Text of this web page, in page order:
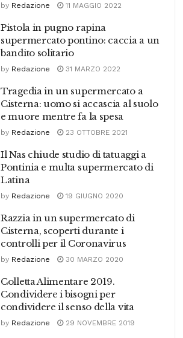
by Redazione 11 MAGGIO 2022
Pistola in pugno rapina
supermercato pontino: caccia a un
bandito solitario
by Redazione 31 MARZO 2022
Tragedia in un supermercato a
Cisterna: uomo si accascia al suolo
e muore mentre fa la spesa
by Redazione 23 OTTOBRE 2021
Il Nas chiude studio di tatuaggi a
Pontinia e multa supermercato di
Latina
by Redazione 19 GIUGNO 2020
Razzia in un supermercato di
Cisterna, scoperti durante i
controlli per il Coronavirus
by Redazione 30 MARZO 2020
Colletta Alimentare 2019.
Condividere i bisogni per
condividere il senso della vita
by Redazione 29 NOVEMBRE 2019